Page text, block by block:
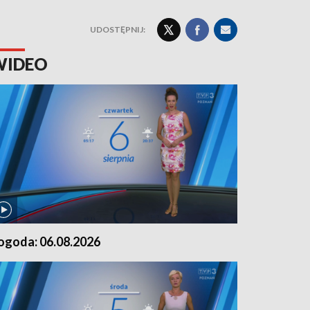
UDOSTĘPNIJ:
06.08.2026